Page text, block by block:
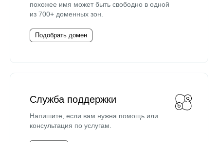
похожее имя может быть свободно в одной
из 700+ доменных зон.
Подобрать домен
Служба поддержки
Напишите, если вам нужна помощь или
консультация по услугам.